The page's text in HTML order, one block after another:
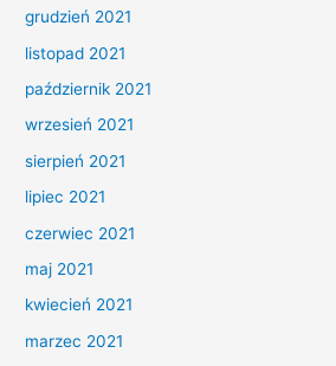
grudzień 2021
listopad 2021
październik 2021
wrzesień 2021
sierpień 2021
lipiec 2021
czerwiec 2021
maj 2021
kwiecień 2021
marzec 2021